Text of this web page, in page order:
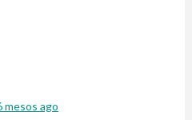
mesos ago